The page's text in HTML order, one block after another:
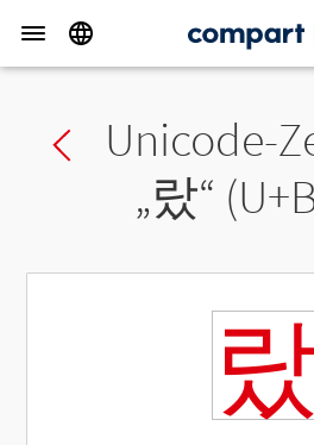
Previous char
Unicode-
„랐“